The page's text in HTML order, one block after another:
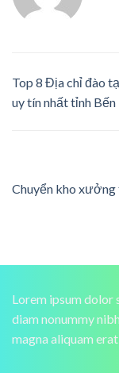
Top 8 Địa chỉ đào
uy tín nhất tỉnh Bến
Chuyển kho
Lorem ipsum dolor
diam nonummy
magna aliquam